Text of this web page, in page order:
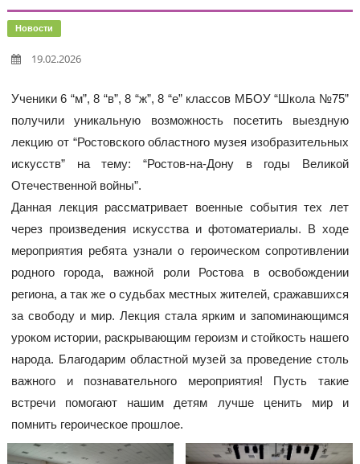
Новости
19.02.2026
Ученики 6 “м”, 8 “в”, 8 “ж”, 8 “е” классов МБОУ “Школа №75”
получили уникальную возможность посетить выездную
лекцию от “Ростовского областного музея изобразительных
искусств” на тему: “Ростов-на-Дону в годы Великой
Отечественной войны”.
Данная лекция рассматривает военные события тех лет
через произведения искусства и фотоматериалы. В ходе
мероприятия ребята узнали о героическом сопротивлении
родного города, важной роли Ростова в освобождении
региона, а так же о судьбах местных жителей, сражавшихся
за свободу и мир. Лекция стала ярким и запоминающимся
уроком истории, раскрывающим героизм и стойкость нашего
народа. Благодарим областной музей за проведение столь
важного и познавательного мероприятия! Пусть такие
встречи помогают нашим детям лучше ценить мир и
помнить героическое прошлое.